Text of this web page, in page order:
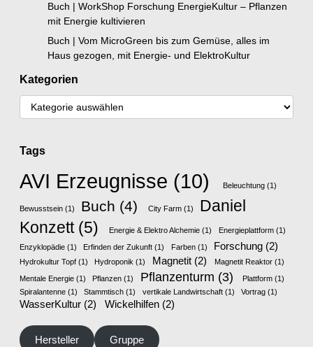
Buch | WorkShop Forschung EnergieKultur – Pflanzen
mit Energie kultivieren
Buch | Vom MicroGreen bis zum Gemüse, alles im
Haus gezogen, mit Energie- und ElektroKultur
Kategorien
Tags
AVI Erzeugnisse (10) Beleuchtung(1)
Bewusstsein (1) Buch (4) City Farm(1)
Daniel
Konzett(5) Energie & Elektro Alchemie (1) Energieplattform(1)
Enzyklopädie (1) Erfinden der Zukunft (1) Farben(1) Forschung(2)
Hydrokultur Topf (1) Hydroponik (1) Magnetit(2) Magnetit Reaktor (1)
Mentale Energie (1) Pflanzen (1) Pflanzenturm (3) Plattform(1)
Spiralantenne (1) Stammtisch (1) vertikale Landwirtschaft(1) Vortrag(1)
WasserKultur (2) Wickelhilfen(2)
Hersteller Gruppe